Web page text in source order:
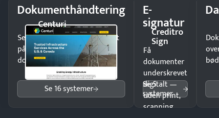
Dokumenthåndtering
Centuri
Send kontrakter til underskrift
på minutter og mist ingen
dokumenter.
Se 16 systemer
E-
signatur
Creditro
Sign
Få
dokumenter
underskrevet
digitalt —
uden print,
scanning
Se 5
systemer